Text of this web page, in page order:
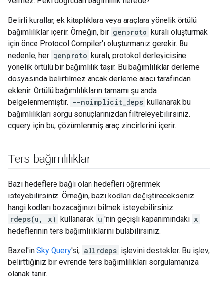
Belirli kurallar, ek kitaplıklara veya araçlara yönelik örtülü
bağımlılıklar içerir. Örneğin, bir genproto kuralı oluşturmak
için önce Protocol Compiler'ı oluşturmanız gerekir. Bu
nedenle, her genproto kuralı, protokol derleyicisine
yönelik örtülü bir bağımlılık taşır. Bu bağımlılıklar derleme
dosyasında belirtilmez ancak derleme aracı tarafından
eklenir. Örtülü bağımlılıkların tamamı şu anda
belgelenmemiştir. --noimplicit_deps kullanarak bu
bağımlılıkları sorgu sonuçlarınızdan filtreleyebilirsiniz.
cquery için bu, çözümlenmiş araç zincirlerini içerir.
Ters bağımlılıklar
Bazı hedeflere bağlı olan hedefleri öğrenmek
isteyebilirsiniz. Örneğin, bazı kodları değiştirecekseniz
hangi kodları bozacağınızı bilmek isteyebilirsiniz.
rdeps(u, x) kullanarak u 'nin geçişli kapanımındaki x
hedeflerinin ters bağımlılıklarını bulabilirsiniz.
Bazel'in Sky Query'si, allrdeps işlevini destekler. Bu işlev,
belirttiğiniz bir evrende ters bağımlılıkları sorgulamanıza
olanak tanır.